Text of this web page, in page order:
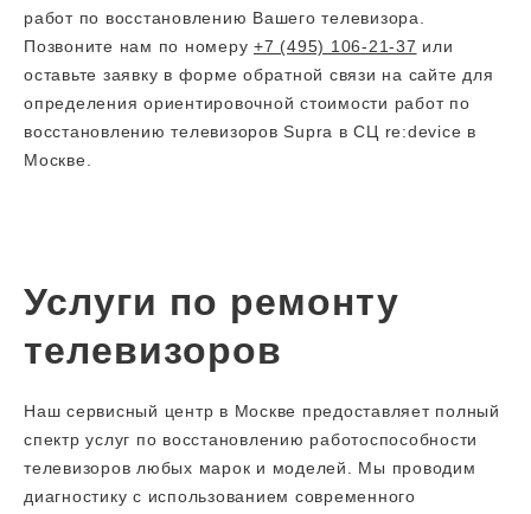
работ по восстановлению Вашего телевизора.
Позвоните нам по номеру +7 (495) 106-21-37 или
оставьте заявку в форме обратной связи на сайте для
определения ориентировочной стоимости работ по
восстановлению телевизоров Supra в СЦ re:device в
Москве.
Услуги по ремонту
телевизоров
Наш сервисный центр в Москве предоставляет полный
спектр услуг по восстановлению работоспособности
телевизоров любых марок и моделей. Мы проводим
диагностику с использованием современного